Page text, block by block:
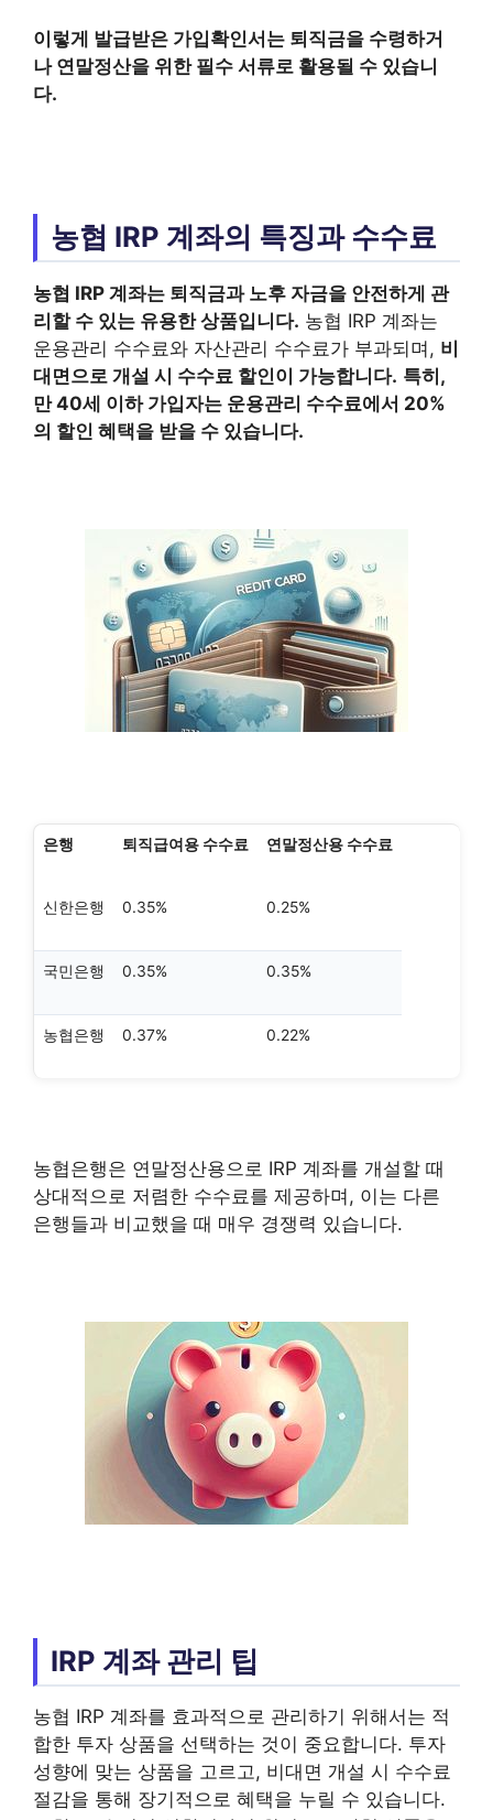
이렇게 발급받은 가입확인서는 퇴직금을 수령하거
나 연말정산을 위한 필수 서류로 활용될 수 있습니
다.
농협 IRP 계좌의 특징과 수수료
농협 IRP 계좌는 퇴직금과 노후 자금을 안전하게 관
리할 수 있는 유용한 상품입니다. 농협 IRP 계좌는
운용관리 수수료와 자산관리 수수료가 부과되며, 비
대면으로 개설 시 수수료 할인이 가능합니다. 특히,
만 40세 이하 가입자는 운용관리 수수료에서 20%
의 할인 혜택을 받을 수 있습니다.
은행 퇴직급여용 수수료 연말정산용 수수료
신한은행 0.35% 0.25%
국민은행 0.35% 0.35%
농협은행 0.37% 0.22%
농협은행은 연말정산용으로 IRP 계좌를 개설할 때
상대적으로 저렴한 수수료를 제공하며, 이는 다른
은행들과 비교했을 때 매우 경쟁력 있습니다.
IRP 계좌 관리 팁
농협 IRP 계좌를 효과적으로 관리하기 위해서는 적
합한 투자 상품을 선택하는 것이 중요합니다. 투자
성향에 맞는 상품을 고르고, 비대면 개설 시 수수료
절감을 통해 장기적으로 혜택을 누릴 수 있습니다.